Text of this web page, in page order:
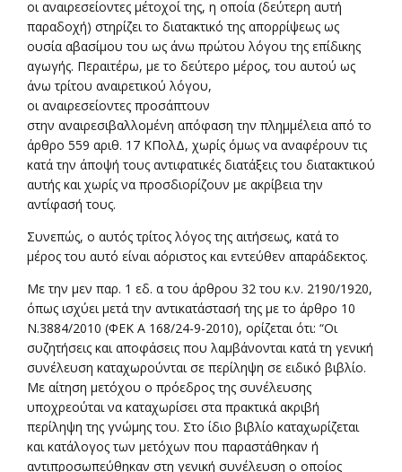
Συνεπώς, ο αυτός τρίτος λόγος της αιτήσεως, κατά το
μέρος του αυτό είναι αόριστος και εντεύθεν απαράδεκτος.
Με την μεν παρ. 1 εδ. α του άρθρου 32 του κ.ν. 2190/1920,
όπως ισχύει μετά την αντικατάστασή της με το άρθρο 10
Ν.3884/2010 (ΦΕΚ Α 168/24-9-2010), ορίζεται ότι: “Οι
συζητήσεις και αποφάσεις που λαμβάνονται κατά τη γενική
συνέλευση καταχωρούνται σε περίληψη σε ειδικό βιβλίο.
Με αίτηση μετόχου ο πρόεδρος της συνέλευσης
υποχρεούται να καταχωρίσει στα πρακτικά ακριβή
περίληψη της γνώμης του. Στο ίδιο βιβλίο καταχωρίζεται
και κατάλογος των μετόχων που παραστάθηκαν ή
αντιπροσωπεύθηκαν στη γενική συνέλευση ο οποίος